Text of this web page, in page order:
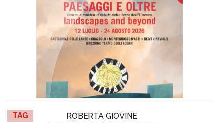
TAG
ROBERTA GIOVINE